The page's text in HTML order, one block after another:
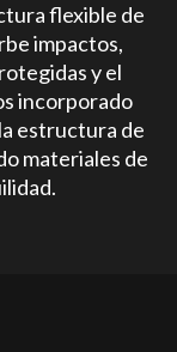
flexible de
impactos,
y el
incorporado
estructura de
materiales de